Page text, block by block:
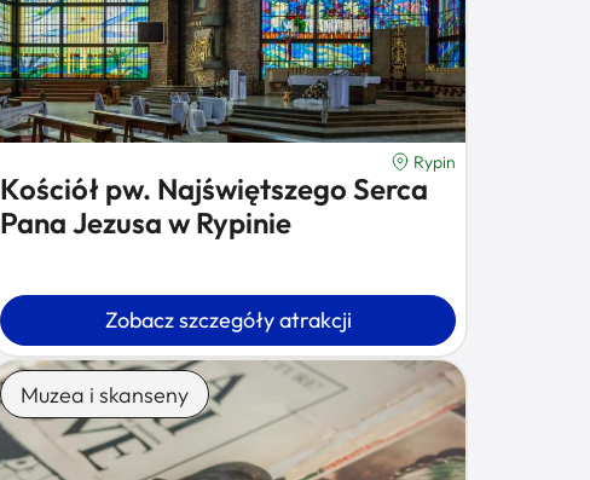
Rypin
Kościół pw. Najświętszego Serca
Pana Jezusa w Rypinie
Zobacz szczegóły atrakcji
Muzea i skanseny